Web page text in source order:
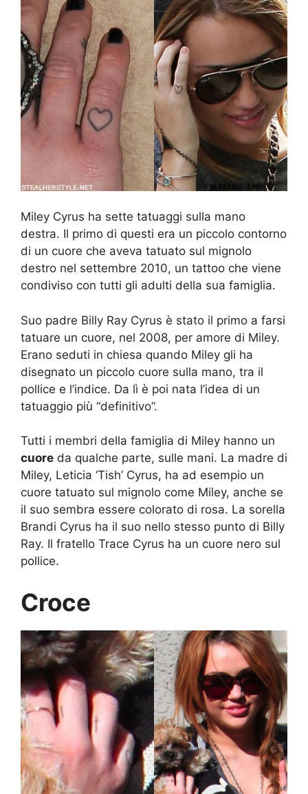
Miley Cyrus ha sette tatuaggi sulla mano
destra. Il primo di questi era un piccolo contorno
di un cuore che aveva tatuato sul mignolo
destro nel settembre 2010, un tattoo che viene
condiviso con tutti gli adulti della sua famiglia.
Suo padre Billy Ray Cyrus è stato il primo a farsi
tatuare un cuore, nel 2008, per amore di Miley.
Erano seduti in chiesa quando Miley gli ha
disegnato un piccolo cuore sulla mano, tra il
pollice e l’indice. Da lì è poi nata l’idea di un
tatuaggio più “definitivo”.
Tutti i membri della famiglia di Miley hanno un
cuore da qualche parte, sulle mani. La madre di
Miley, Leticia ‘Tish’ Cyrus, ha ad esempio un
cuore tatuato sul mignolo come Miley, anche se
il suo sembra essere colorato di rosa. La sorella
Brandi Cyrus ha il suo nello stesso punto di Billy
Ray. Il fratello Trace Cyrus ha un cuore nero sul
pollice.
Croce